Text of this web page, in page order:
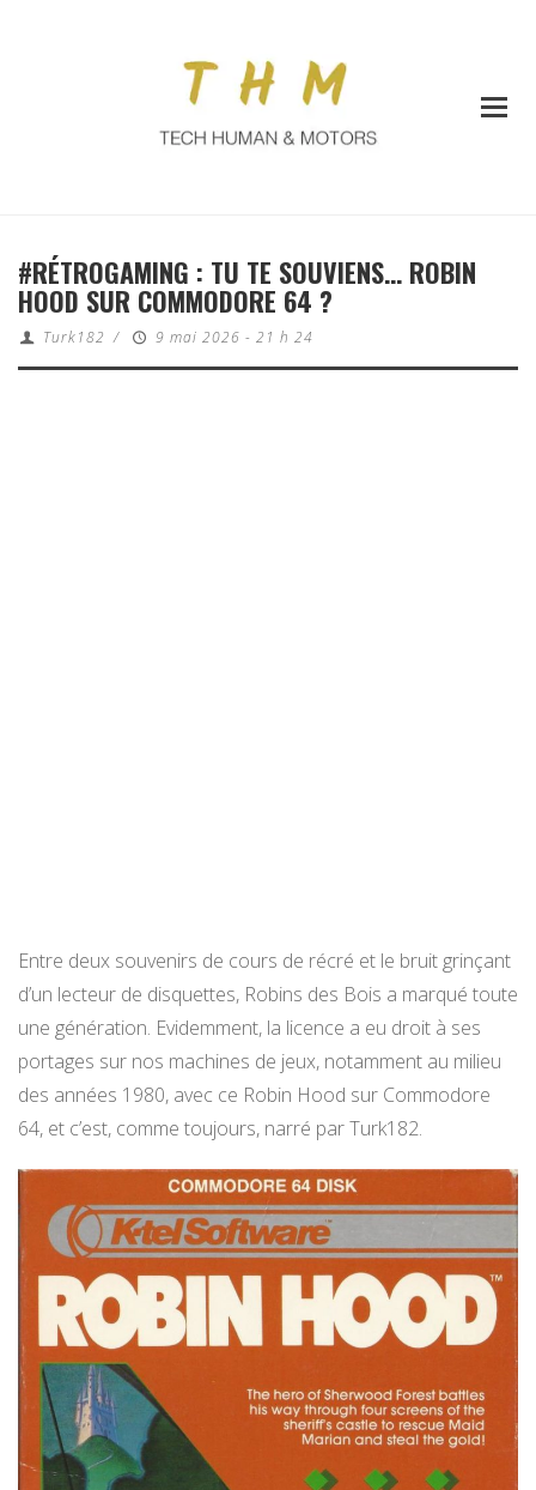
#RÉTROGAMING : TU TE SOUVIENS… ROBIN
HOOD SUR COMMODORE 64 ?
Turk182 / 9 mai 2026 - 21 h 24
Entre deux souvenirs de cours de récré et le bruit grinçant
d’un lecteur de disquettes, Robins des Bois a marqué toute
une génération. Evidemment, la licence a eu droit à ses
portages sur nos machines de jeux, notamment au milieu
des années 1980, avec ce Robin Hood sur Commodore
64, et c’est, comme toujours, narré par Turk182.